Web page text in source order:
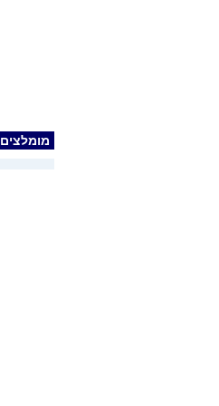
מומלצים